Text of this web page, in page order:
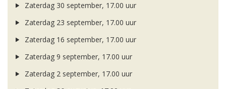
Zaterdag 30 september, 17.00 uur
Zaterdag 23 september, 17.00 uur
Zaterdag 16 september, 17.00 uur
Zaterdag 9 september, 17.00 uur
Zaterdag 2 september, 17.00 uur